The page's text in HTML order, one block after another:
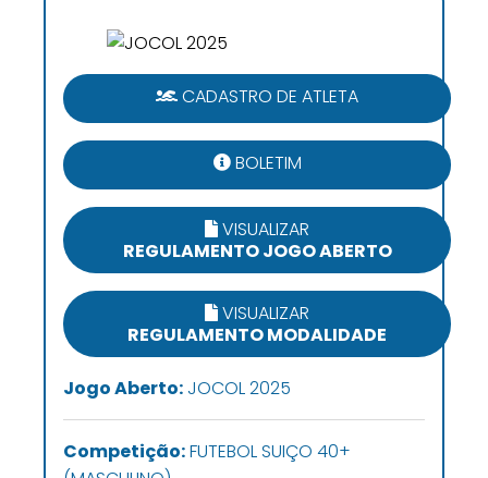
CADASTRO DE ATLETA
BOLETIM
VISUALIZAR
REGULAMENTO JOGO ABERTO
VISUALIZAR
REGULAMENTO MODALIDADE
Jogo Aberto: JOCOL 2025
Competição:FUTEBOL SUIÇO 40+